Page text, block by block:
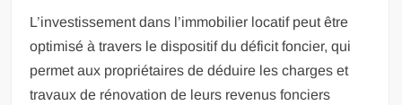
L’investissement dans l’immobilier locatif peut être
optimisé à travers le dispositif du déficit foncier, qui
permet aux propriétaires de déduire les charges et
travaux de rénovation de leurs revenus fonciers